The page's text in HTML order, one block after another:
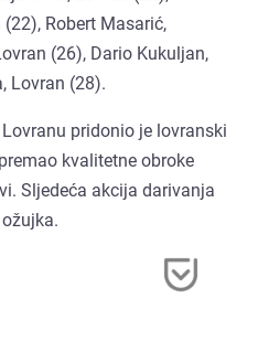
Robert Masarić,
(26), Dario Kukuljan,
Lovran (28).
pridonio je lovranski
kvalitetne obroke
Sljedeća akcija darivanja